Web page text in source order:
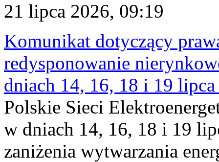
21 lipca 2026, 09:19
Komunikat dotyczący
redysponowanie
dniach 14, 16, 18 i 19
Polskie Sieci
w dniach 14, 16, 18 i 19
zaniżenia wytwarzania